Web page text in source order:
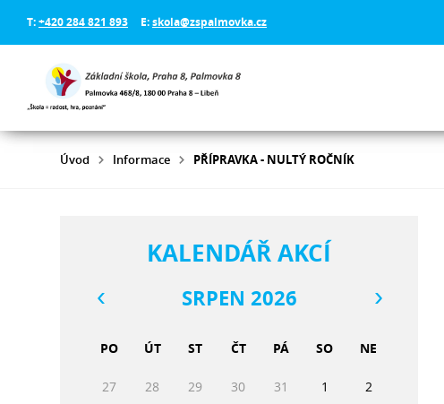
T:+420 284 821 893 E:skola@zspalmovka.cz
Úvod Informace PŘÍPRAVKA - NULTÝ ROČNÍK
KALENDÁŘ AKCÍ
SRPEN 2026
PO ÚT ST ČT PÁ SO NE
27 28 29 30 31 1 2